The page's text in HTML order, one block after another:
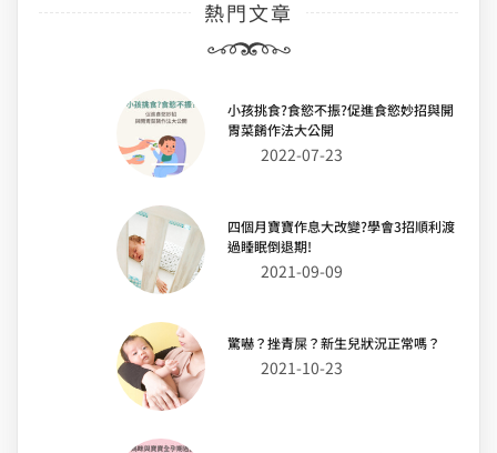
熱門文章
小孩挑食?食慾不振?促進食慾妙招與開
胃菜餚作法大公開
2022-07-23
四個月寶寶作息大改變?學會3招順利渡
過睡眠倒退期!
2021-09-09
驚嚇？挫青屎？新生兒狀況正常嗎？
2021-10-23